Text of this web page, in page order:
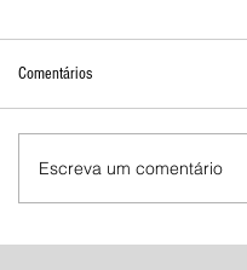
Mostra de Dança Artística
cultura e talento em
Comentários
Escreva um comentário